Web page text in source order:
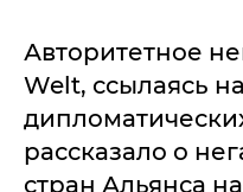
Авторитетное
Welt, ссылаясь
рассказало о
стран Альянса